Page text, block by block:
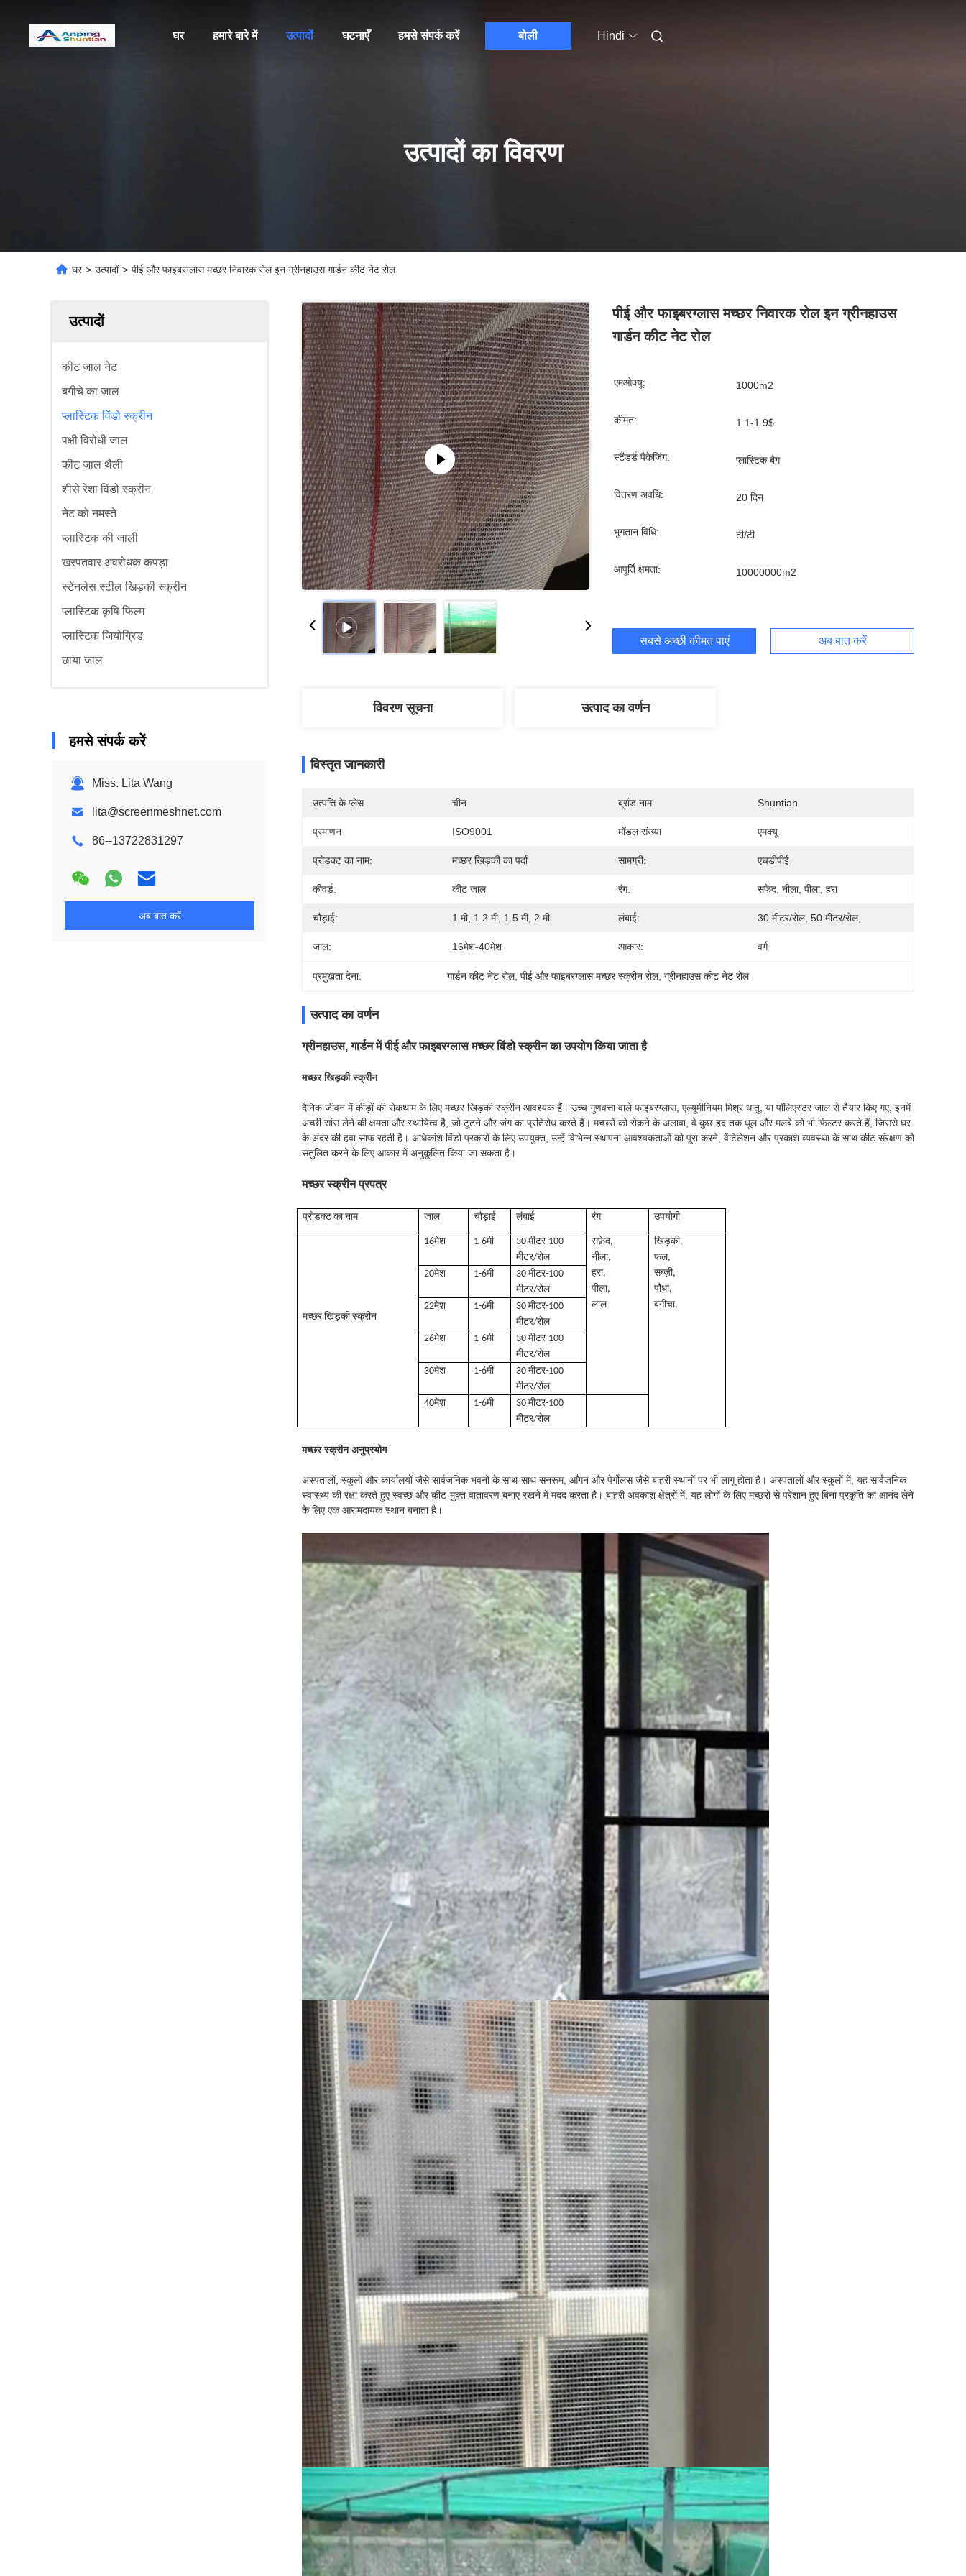
घर हमारे बारे में उत्पादों घटनाएँ हमसे संपर्क करें बोली Hindi
उत्पादों का विवरण
घर > उत्पादों > पीई और फाइबरग्लास मच्छर निवारक रोल इन ग्रीनहाउस गार्डन कीट नेट रोल
उत्पादों
कीट जाल नेट
बगीचे का जाल
प्लास्टिक विंडो स्क्रीन
पक्षी विरोधी जाल
कीट जाल थैली
शीसे रेशा विंडो स्क्रीन
नेट को नमस्ते
प्लास्टिक की जाली
खरपतवार अवरोधक कपड़ा
स्टेनलेस स्टील खिड़की स्क्रीन
प्लास्टिक कृषि फिल्म
प्लास्टिक जियोग्रिड
छाया जाल
हमसे संपर्क करें
Miss. Lita Wang
lita@screenmeshnet.com
86--13722831297
अब बात करें
पीई और फाइबरग्लास मच्छर निवारक रोल इन ग्रीनहाउस
गार्डन कीट नेट रोल
एमओक्यू: 1000m2
कीमत: 1.1-1.9$
स्टैंडर्ड पैकेजिंग: प्लास्टिक बैग
वितरण अवधि: 20 दिन
भुगतान विधि: टी/टी
आपूर्ति क्षमता: 10000000m2
सबसे अच्छी कीमत पाएं अब बात करें
विवरण सूचना उत्पाद का वर्णन
विस्तृत जानकारी
उत्पत्ति के प्लेस चीन ब्रांड नाम Shuntian
प्रमाणन ISO9001 मॉडल संख्या एमक्यू
प्रोडक्ट का नाम: मच्छर खिड़की का पर्दा सामग्री: एचडीपीई
कीवर्ड: कीट जाल रंग: सफेद, नीला, पीला, हरा
चौड़ाई: 1 मी, 1.2 मी, 1.5 मी, 2 मी लंबाई: 30 मीटर/रोल, 50 मीटर/रोल,
जाल: 16मेश-40मेश आकार: वर्ग
प्रमुखता देना: गार्डन कीट नेट रोल, पीई और फाइबरग्लास मच्छर स्क्रीन रोल, ग्रीनहाउस कीट नेट रोल
उत्पाद का वर्णन
ग्रीनहाउस, गार्डन में पीई और फाइबरग्लास मच्छर विंडो स्क्रीन का उपयोग किया जाता है
मच्छर खिड़की स्क्रीन
दैनिक जीवन में कीड़ों की रोकथाम के लिए मच्छर खिड़की स्क्रीन आवश्यक हैं। उच्च गुणवत्ता वाले फाइबरग्लास, एल्यूमीनियम मिश्र धातु, या पॉलिएस्टर जाल से तैयार किए गए, इनमें
अच्छी सांस लेने की क्षमता और स्थायित्व है, जो टूटने और जंग का प्रतिरोध करते हैं। मच्छरों को रोकने के अलावा, वे कुछ हद तक धूल और मलबे को भी फ़िल्टर करते हैं, जिससे घर
के अंदर की हवा साफ़ रहती है। अधिकांश विंडो प्रकारों के लिए उपयुक्त, उन्हें विभिन्न स्थापना आवश्यकताओं को पूरा करने, वेंटिलेशन और प्रकाश व्यवस्था के साथ कीट संरक्षण को
संतुलित करने के लिए आकार में अनुकूलित किया जा सकता है।
मच्छर स्क्रीन प्रपत्र
प्रोडक्ट का नाम जाल चौड़ाई लंबाई रंग उपयोगी
मच्छर खिड़की स्क्रीन
16मेश 1-6मी
30 मीटर-100
मीटर/रोल
सफ़ेद,
नीला,
हरा,
पीला,
लाल
खिड़की,
फल,
सब्ज़ी,
पौधा,
बगीचा,
20मेश 1-6मी
30 मीटर-100
मीटर/रोल
22मेश
1-6मी
30 मीटर-100
मीटर/रोल
26मेश
1-6मी
30 मीटर-100
मीटर/रोल
30मेश
1-6मी
30 मीटर-100
मीटर/रोल
40मेश
1-6मी
30 मीटर-100
मीटर/रोल
मच्छर स्क्रीन अनुप्रयोग
अस्पतालों, स्कूलों और कार्यालयों जैसे सार्वजनिक भवनों के साथ-साथ सनरूम, आँगन और पेर्गोलस जैसे बाहरी स्थानों पर भी लागू होता है। अस्पतालों और स्कूलों में, यह सार्वजनिक
स्वास्थ्य की रक्षा करते हुए स्वच्छ और कीट-मुक्त वातावरण बनाए रखने में मदद करता है। बाहरी अवकाश क्षेत्रों में, यह लोगों के लिए मच्छरों से परेशान हुए बिना प्रकृति का आनंद लेने
के लिए एक आरामदायक स्थान बनाता है।